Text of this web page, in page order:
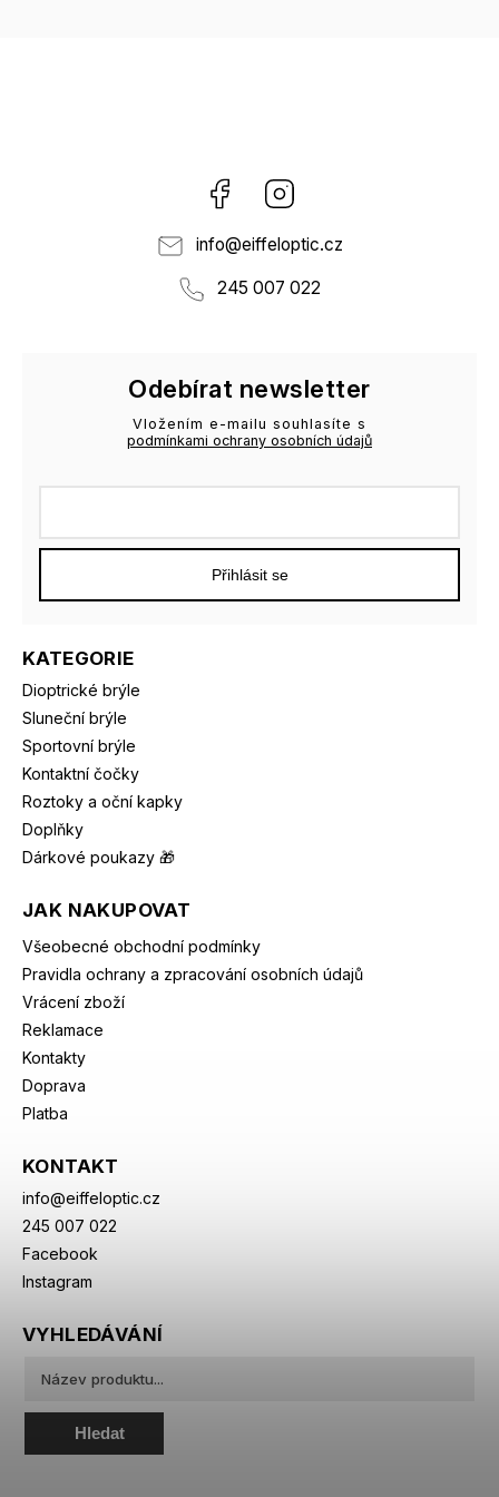
Facebook
info@eiffeloptic.cz
245 007 022
KATEGORIE
Dioptrické brýle
Sluneční brýle
Sportovní brýle
Kontaktní čočky
Roztoky a oční kapky
Doplňky
Dárkové poukazy 🎁
JAK NAKUPOVAT
Všeobecné obchodní podmínky
Pravidla ochrany a zpracování osobních údajů
Vrácení zboží
Reklamace
Kontakty
Doprava
Platba
KONTAKT
info@eiffeloptic.cz
245 007 022
Facebook
Instagram
Odebírat newsletter
Vložením e-mailu souhlasíte s
podmínkami ochrany osobních údajů
Přihlásit se
VYHLEDÁVÁNÍ
Hledat